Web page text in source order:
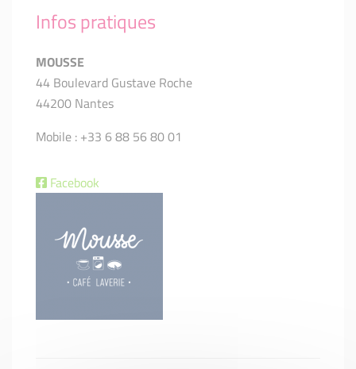
Infos pratiques
MOUSSE
44 Boulevard Gustave Roche
44200 Nantes
Mobile : +33 6 88 56 80 01
Facebook